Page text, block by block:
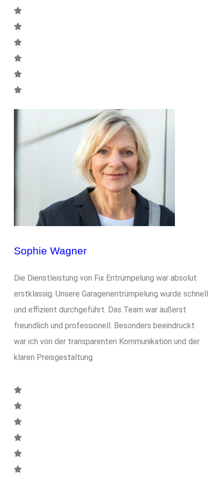
Sophie Wagner
Die Dienstleistung von Fix Entrümpelung war absolut
erstklassig. Unsere Garagenentrümpelung wurde schnell
und effizient durchgeführt. Das Team war äußerst
freundlich und professionell. Besonders beeindruckt
war ich von der transparenten Kommunikation und der
klaren Preisgestaltung.